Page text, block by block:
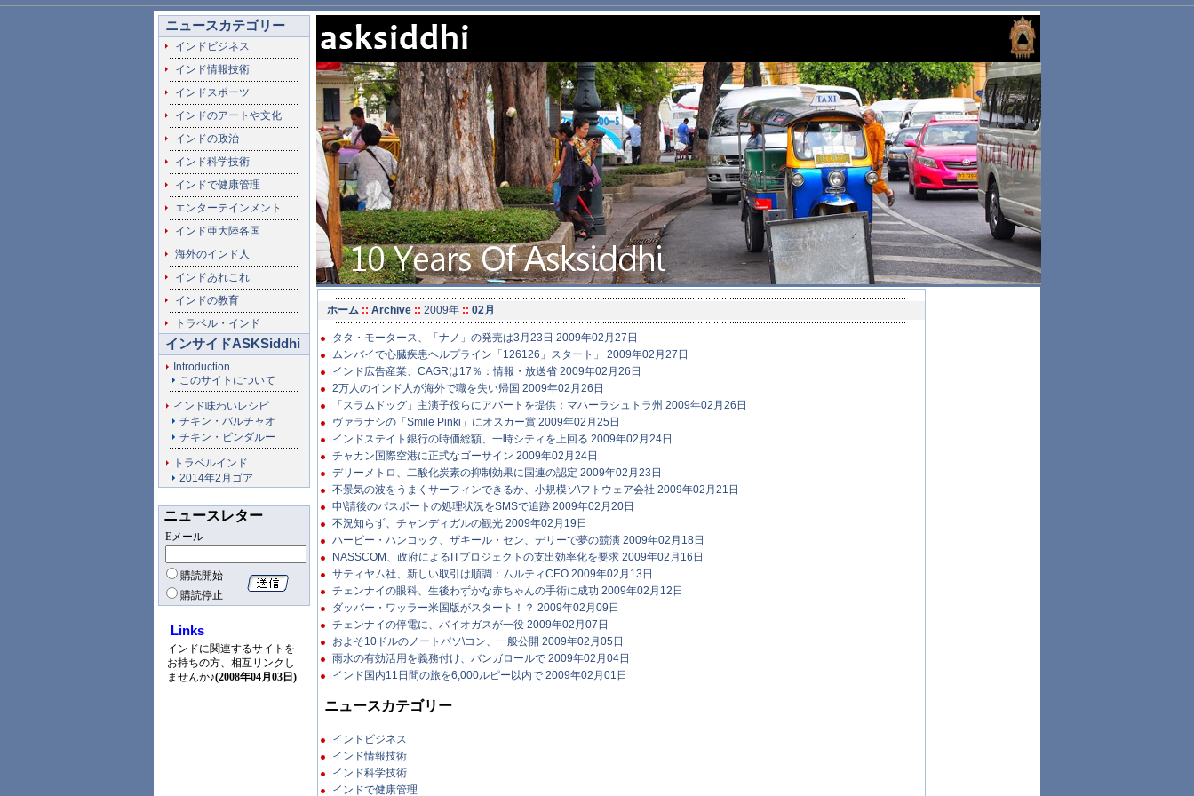
ニュースカテゴリー
インドビジネス
インド情報技術
インドスポーツ
インドのアートや文化
インドの政治
インド科学技術
インドで健康管理
エンターテインメント
インド亜大陸各国
海外のインド人
インドあれこれ
インドの教育
トラベル・インド
インサイドASKSiddhi
Introduction
このサイトについて
インド味わいレシピ
チキン・バルチャオ
チキン・ビンダルー
トラベルインド
2014年2月ゴア
ニュースレター
Eメール
購読開始
購読停止
Links
インドに関連するサイトを
お持ちの方、相互リンクし
ませんか♪(2008年04月03日)
ホーム :: Archive :: 2009年 :: 02月
タタ・モータース、「ナノ」の発売は3月23日 2009年02月27日
ムンバイで心臓疾患ヘルプライン「126126」スタート」 2009年02月27日
インド広告産業、CAGRは17％：情報・放送省 2009年02月26日
2万人のインド人が海外で職を失い帰国 2009年02月26日
「スラムドッグ」主演子役らにアパートを提供：マハーラシュトラ州 2009年02月26日
ヴァラナシの「Smile Pinki」にオスカー賞 2009年02月25日
インドステイト銀行の時価総額、一時シティを上回る 2009年02月24日
チャカン国際空港に正式なゴーサイン 2009年02月24日
デリーメトロ、二酸化炭素の抑制効果に国連の認定 2009年02月23日
不景気の波をうまくサーフィンできるか、小規模ソ\フトウェア会社 2009年02月21日
申\請後のパスポートの処理状況をSMSで追跡 2009年02月20日
不況知らず、チャンディガルの観光 2009年02月19日
ハービー・ハンコック、ザキール・セン、デリーで夢の競演 2009年02月18日
NASSCOM、政府によるITプロジェクトの支出効率化を要求 2009年02月16日
サティヤム社、新しい取引は順調：ムルティCEO 2009年02月13日
チェンナイの眼科、生後わずかな赤ちゃんの手術に成功 2009年02月12日
ダッバー・ワッラー米国版がスタート！？ 2009年02月09日
チェンナイの停電に、バイオガスが一役 2009年02月07日
およそ10ドルのノートパソ\コン、一般公開 2009年02月05日
雨水の有効活用を義務付け、バンガロールで 2009年02月04日
インド国内11日間の旅を6,000ルピー以内で 2009年02月01日
ニュースカテゴリー
インドビジネス
インド情報技術
インド科学技術
インドで健康管理